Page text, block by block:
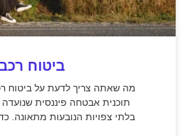
ביטוח
מה שאתה צריך לדעת על ביטוח
תוכנית אבטחה פיננסית שנועדה
בלתי צפויות הנובעות מתאונה.